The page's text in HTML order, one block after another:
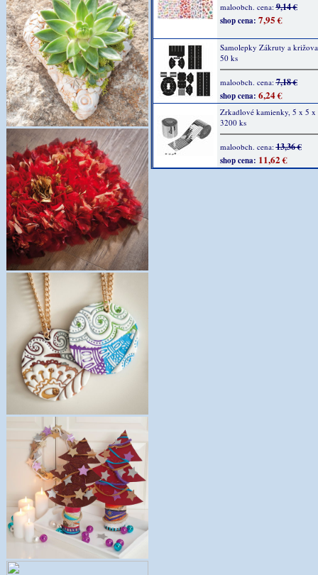
maloobch. cena:9,14 €
shop cena: 7,95 €
Samolepky Zákruty a
50 ks
maloobch. cena:7,18 €
shop cena: 6,24 €
Zrkadlové kamienky, 5 x 5 x
3200 ks
maloobch. cena:13,36 €
shop cena: 11,62 €